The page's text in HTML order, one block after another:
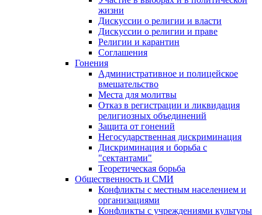
жизни
Дискуссии о религии и власти
Дискуссии о религии и праве
Религии и карантин
Соглашения
Гонения
Административное и полицейское
вмешательство
Места для молитвы
Отказ в регистрации и ликвидация
религиозных объединений
Защита от гонений
Негосударственная дискриминация
Дискриминация и борьба с
"сектантами"
Теоретическая борьба
Общественность и СМИ
Конфликты с местным населением и
организациями
Конфликты с учреждениями культуры